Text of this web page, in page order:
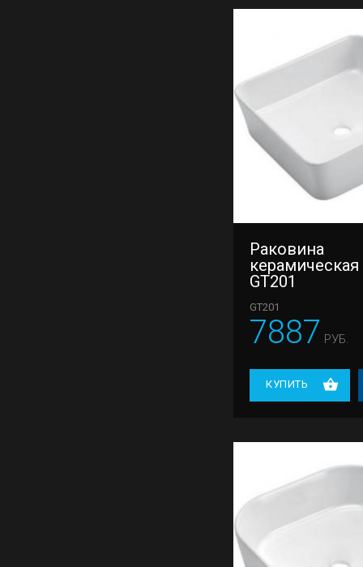
Раковина
керамическая
GT201
GT201
7887 РУБ.
КУПИТЬ